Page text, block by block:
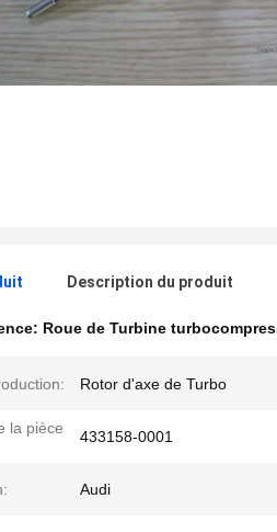
Description du produit
Roue de Turbine
Rotor d'axe de Turbo
la pièce
433158-0001
Audi